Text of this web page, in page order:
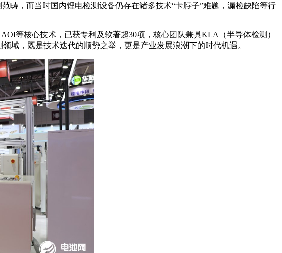
畴，而当时国内锂电检测设备仍存在诸多技术“卡脖子”难题，漏检缺陷等行
等核心技术，已获专利及软著超30项，核心团队兼具KLA（半导体检测）
域，既是技术迭代的顺势之举，更是产业发展浪潮下的时代机遇。